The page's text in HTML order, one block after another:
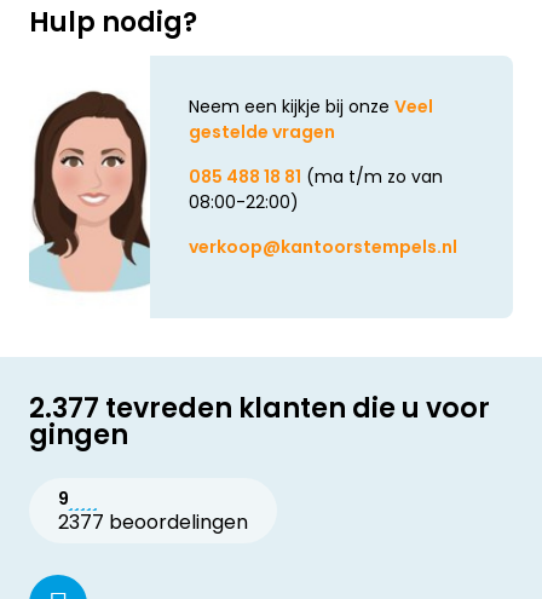
Hulp nodig?
Neem een kijkje bij onze Veel
gestelde vragen
085 488 18 81 (ma t/m zo van
08:00-22:00)
verkoop@kantoorstempels.nl
2.377 tevreden klanten die u voor
gingen
9
2377 beoordelingen